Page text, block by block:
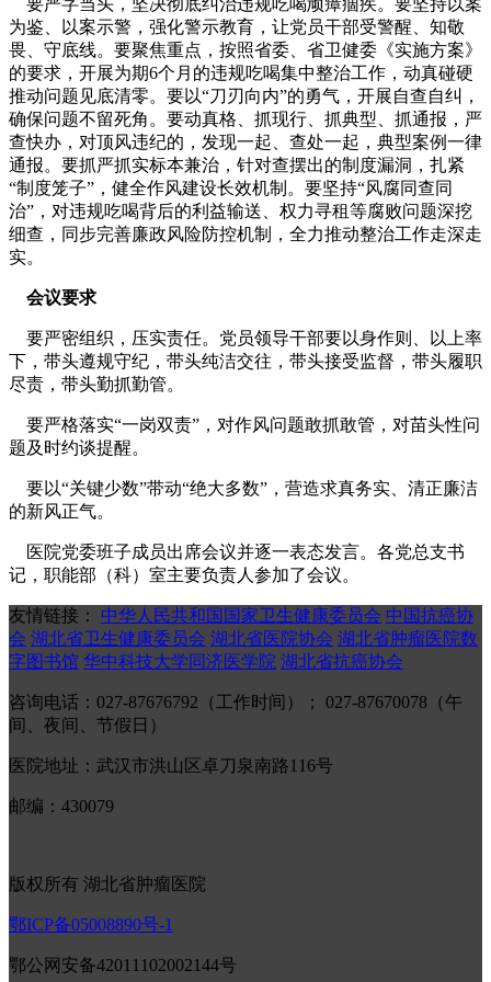
为鉴、以案示警，强化警示教育，让党员干部受警醒、知敬
畏、守底线。要聚焦重点，按照省委、省卫健委《实施方案》
的要求，开展为期6个月的违规吃喝集中整治工作，动真碰硬
推动问题见底清零。要以“刀刃向内”的勇气，开展自查自纠，
确保问题不留死角。要动真格、抓现行、抓典型、抓通报，严
查快办，对顶风违纪的，发现一起、查处一起，典型案例一律
通报。要抓严抓实标本兼治，针对查摆出的制度漏洞，扎紧
“制度笼子”，健全作风建设长效机制。要坚持“风腐同查同
治”，对违规吃喝背后的利益输送、权力寻租等腐败问题深挖
细查，同步完善廉政风险防控机制，全力推动整治工作走深走
实。
会议要求
要严密组织，压实责任。党员领导干部要以身作则、以上率
下，带头遵规守纪，带头纯洁交往，带头接受监督，带头履职
尽责，带头勤抓勤管。
要严格落实“一岗双责”，对作风问题敢抓敢管，对苗头性问
题及时约谈提醒。
要以“关键少数”带动“绝大多数”，营造求真务实、清正廉洁
的新风正气。
医院党委班子成员出席会议并逐一表态发言。各党总支书
记，职能部（科）室主要负责人参加了会议。
友情链接： 中华人民共和国国家卫生健康委员会 中国抗癌协
会 湖北省卫生健康委员会 湖北省医院协会 湖北省肿瘤医院数
字图书馆 华中科技大学同济医学院 湖北省抗癌协会
咨询电话：027-87676792（工作时间）； 027-87670078（午
间、夜间、节假日）
医院地址：武汉市洪山区卓刀泉南路116号
邮编：430079
版权所有 湖北省肿瘤医院
鄂ICP备05008890号-1
鄂公网安备42011102002144号